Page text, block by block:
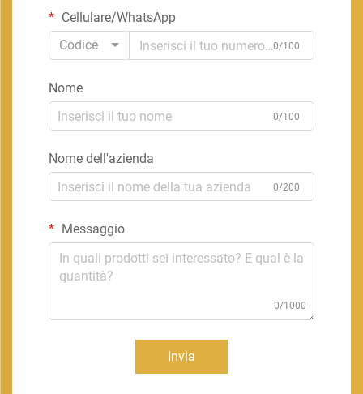
Cellulare/WhatsApp
Codice
0/100
Nome
0/100
Nome dell'azienda
0/200
Messaggio
0/1000
Invia